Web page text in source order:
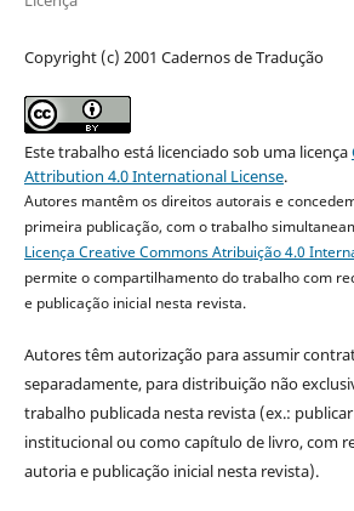
Copyright (c) 2001 Cadernos de Tradução
Este trabalho está licenciado sob uma licença
Attribution 4.0 International License.
Autores mantêm os direitos autorais e
primeira publicação, com o trabalho
Licença Creative Commons Atribuição 4.0
permite o compartilhamento do trabalho com
e publicação inicial nesta revista.
Autores têm autorização para assumir
separadamente, para distribuição não
trabalho publicada nesta revista (ex.:
institucional ou como capítulo de livro, com
autoria e publicação inicial nesta revista).